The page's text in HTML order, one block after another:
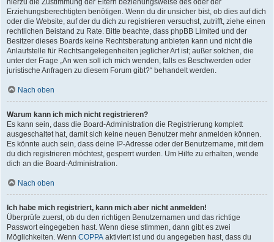
hierzu die Zustimmung der Eltern beziehungsweise des oder der
Erziehungsberechtigten benötigen. Wenn du dir unsicher bist, ob dies auf dich
oder die Website, auf der du dich zu registrieren versuchst, zutrifft, ziehe einen
rechtlichen Beistand zu Rate. Bitte beachte, dass phpBB Limited und der
Besitzer dieses Boards keine Rechtsberatung anbieten kann und nicht die
Anlaufstelle für Rechtsangelegenheiten jeglicher Art ist; außer solchen, die
unter der Frage „An wen soll ich mich wenden, falls es Beschwerden oder
juristische Anfragen zu diesem Forum gibt?“ behandelt werden.
Nach oben
Warum kann ich mich nicht registrieren?
Es kann sein, dass die Board-Administration die Registrierung komplett
ausgeschaltet hat, damit sich keine neuen Benutzer mehr anmelden können.
Es könnte auch sein, dass deine IP-Adresse oder der Benutzername, mit dem
du dich registrieren möchtest, gesperrt wurden. Um Hilfe zu erhalten, wende
dich an die Board-Administration.
Nach oben
Ich habe mich registriert, kann mich aber nicht anmelden!
Überprüfe zuerst, ob du den richtigen Benutzernamen und das richtige
Passwort eingegeben hast. Wenn diese stimmen, dann gibt es zwei
Möglichkeiten. Wenn COPPA aktiviert ist und du angegeben hast, dass du